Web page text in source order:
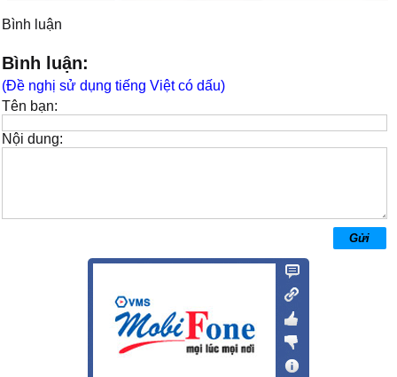
Bình luận
Bình luận:
(Đề nghị sử dụng tiếng Việt có dấu)
Tên bạn:
Nội dung: